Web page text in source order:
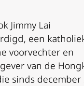
Jimmy Lai
een
voorvechter en
van de
sinds december